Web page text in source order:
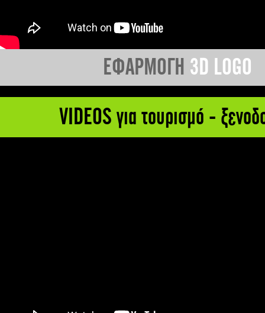
ΕΦΑΡΜΟΓΗ 3D LOGO
VIDEOS για τουρισμό -